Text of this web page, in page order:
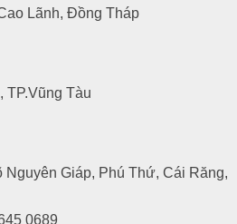
Lãnh, Đồng Tháp
TP.Vũng Tàu
Nguyên Giáp, Phú Thứ, Cái Răng,
0689